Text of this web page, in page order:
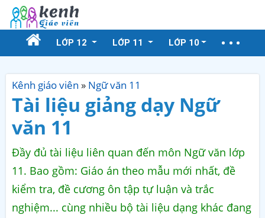
LỚP 12 LỚP 11 LỚP 10
Kênh giáo viên » Ngữ văn 11
Tài liệu giảng dạy Ngữ
văn 11
Đầy đủ tài liệu liên quan đến môn Ngữ văn lớp
11. Bao gồm: Giáo án theo mẫu mới nhất, đề
kiểm tra, đề cương ôn tập tự luận và trắc
nghiệm... cùng nhiều bộ tài liệu dạng khác đang